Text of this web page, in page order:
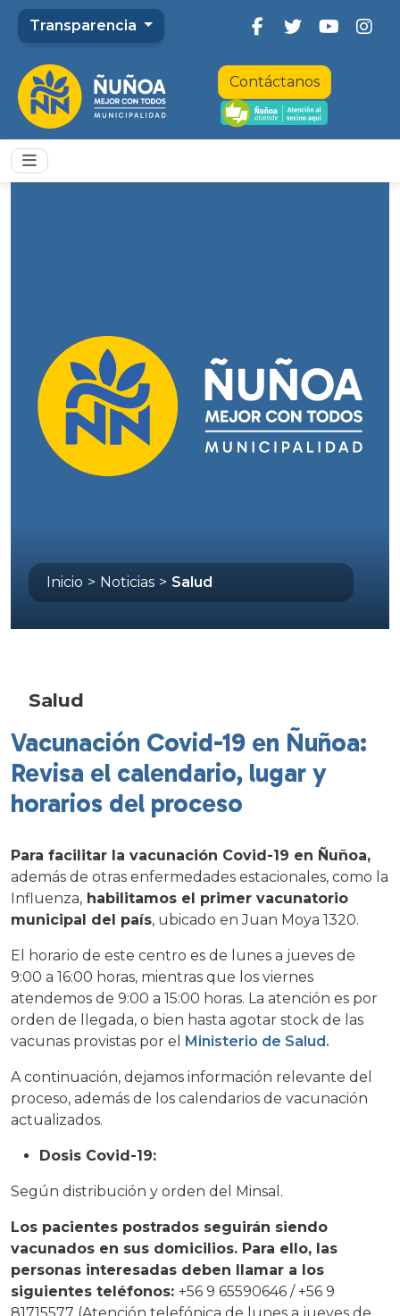
Transparencia
Contáctanos
Inicio > Noticias > Salud
Salud
Vacunación Covid-19 en Ñuñoa:
Revisa el calendario, lugar y
horarios del proceso
Para facilitar la vacunación Covid-19 en Ñuñoa,
además de otras enfermedades estacionales, como la
Influenza, habilitamos el primer vacunatorio
municipal del país, ubicado en Juan Moya 1320.
El horario de este centro es de lunes a jueves de
9:00 a 16:00 horas, mientras que los viernes
atendemos de 9:00 a 15:00 horas. La atención es por
orden de llegada, o bien hasta agotar stock de las
vacunas provistas por el Ministerio de Salud.
A continuación, dejamos información relevante del
proceso, además de los calendarios de vacunación
actualizados.
Dosis Covid-19:
Según distribución y orden del Minsal.
Los pacientes postrados seguirán siendo
vacunados en sus domicilios. Para ello, las
personas interesadas deben llamar a los
siguientes teléfonos: +56 9 65590646 / +56 9